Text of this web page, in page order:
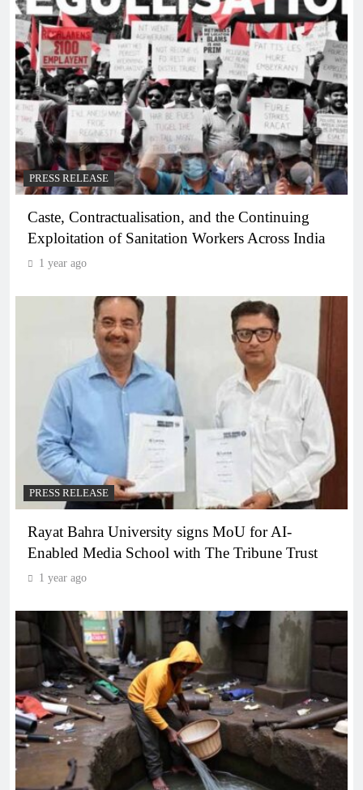
PRESS RELEASE
Caste, Contractualisation, and the Continuing
Exploitation of Sanitation Workers Across India
1 year ago
PRESS RELEASE
Rayat Bahra University signs MoU for AI-
Enabled Media School with The Tribune Trust
1 year ago